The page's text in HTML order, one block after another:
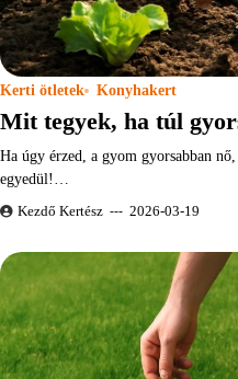
Kerti ötletek Konyhakert
Mit tegyek, ha túl
Ha úgy érzed, a gyom gyorsabban
egyedül!…
Kezdő Kertész 2026-03-19